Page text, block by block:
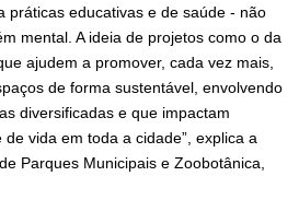
práticas educativas e de saúde - não
mental. A ideia de projetos como o da
ajudem a promover, cada vez mais,
de forma sustentável, envolvendo
diversificadas e que impactam
vida em toda a cidade”, explica a
Parques Municipais e Zoobotânica,